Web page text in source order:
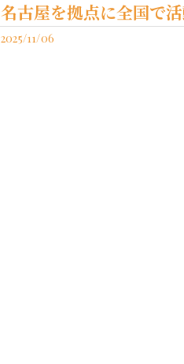
名古屋を拠点に全国で
2025/11/06